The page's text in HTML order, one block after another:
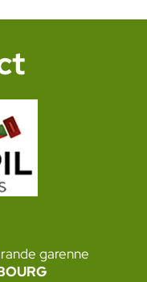
garenne